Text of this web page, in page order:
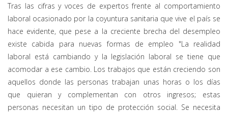
Tras las cifras y voces de expertos frente al comportamiento
laboral ocasionado por la coyuntura sanitaria que vive el país se
hace evidente, que pese a la creciente brecha del desempleo
existe cabida para nuevas formas de empleo "La realidad
laboral está cambiando y la legislación laboral se tiene que
acomodar a ese cambio. Los trabajos que están creciendo son
aquellos donde las personas trabajan unas horas o los días
que quieran y complementan con otros ingresos; estas
personas necesitan un tipo de protección social. Se necesita